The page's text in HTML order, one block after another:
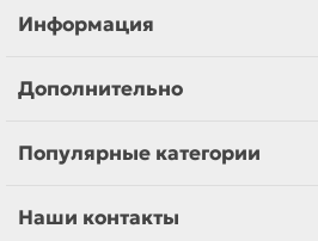
Информация
Дополнительно
Популярные категории
Наши контакты